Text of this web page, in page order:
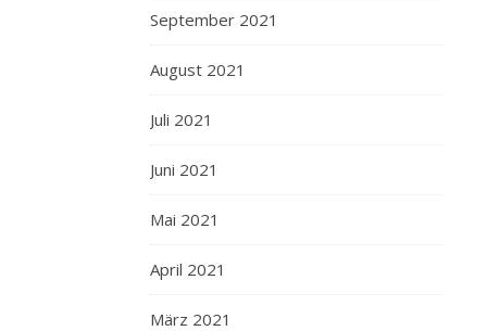
September 2021
August 2021
Juli 2021
Juni 2021
Mai 2021
April 2021
März 2021